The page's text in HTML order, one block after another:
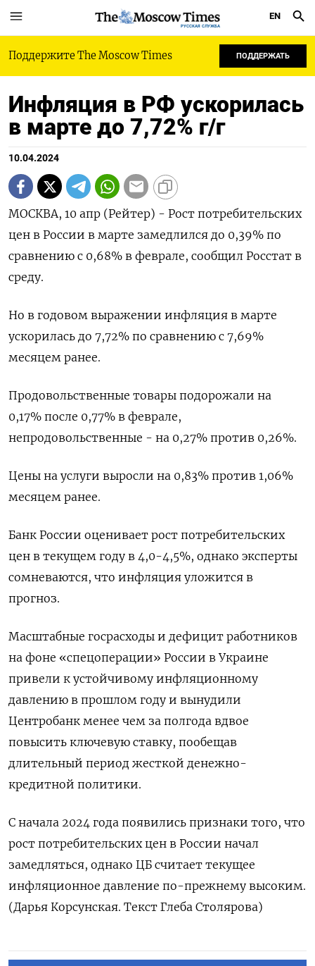
РУССКАЯ СЛУЖБА
EN
Поддержите The Moscow Times ПОДДЕРЖАТЬ
Инфляция в РФ ускорилась
в марте до 7,72% г/г
10.04.2024
МОСКВА, 10 апр (Рейтер) - Рост потребительских
цен в России в марте замедлился до 0,39% по
сравнению с 0,68% в феврале, сообщил Росстат в
среду.
Но в годовом выражении инфляция в марте
ускорилась до 7,72% по сравнению с 7,69%
месяцем ранее.
Продовольственные товары подорожали на
0,17% после 0,77% в феврале,
непродовольственные - на 0,27% против 0,26%.
Цены на услуги выросли на 0,83% против 1,06%
месяцем ранее.
Банк России оценивает рост потребительских
цен в текущем году в 4,0-4,5%, однако эксперты
сомневаются, что инфляция уложится в
прогноз.
Масштабные госрасходы и дефицит работников
на фоне «спецоперации» России в Украине
привели к устойчивому инфляционному
давлению в прошлом году и вынудили
Центробанк менее чем за полгода вдвое
повысить ключевую ставку, пообещав
длительный период жесткой денежно-
кредитной политики.
С начала 2024 года появились признаки того, что
рост потребительских цен в России начал
замедляться, однако ЦБ считает текущее
инфляционное давление по-прежнему высоким.
(Дарья Корсунская. Текст Глеба Столярова)